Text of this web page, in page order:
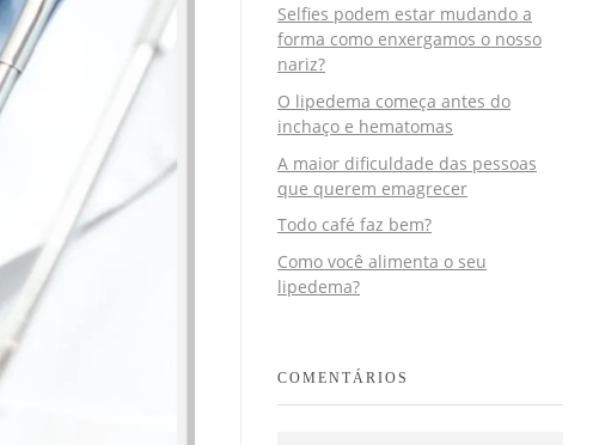
Selfies podem estar mudando a
forma como enxergamos o nosso
nariz?
O lipedema começa antes do
inchaço e hematomas
A maior dificuldade das pessoas
que querem emagrecer
Todo café faz bem?
Como você alimenta o seu
lipedema?
COMENTÁRIOS